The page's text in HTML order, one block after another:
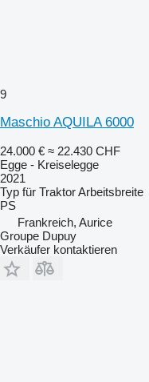
9
Maschio AQUILA 6000
24.000 € ≈ 22.430 CHF
Egge - Kreiselegge
2021
Typ für TraktorArbeitsbreite
PS
Frankreich, Aurice
Groupe Dupuy
Verkäufer kontaktieren